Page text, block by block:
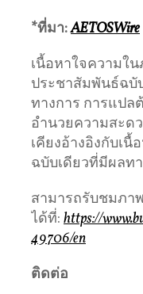
*ที่มา:AETOSWire
เนื้อหาใจความใ
ประชาสัมพันธ์ฉบั
ทางการ การแปล
อำนวยความสะด
เคียงอ้างอิงกับเ
ฉบับเดียวที่มีผลท
สามารถรับชมภา
ได้ที่: https://
49706/en
ติดต่อ